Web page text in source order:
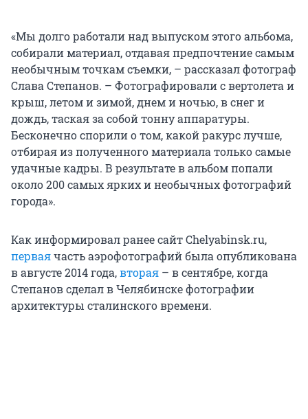
«Мы долго работали над выпуском этого альбома,
собирали материал, отдавая предпочтение самым
необычным точкам съемки, – рассказал фотограф
Слава Степанов. – Фотографировали с вертолета и
крыш, летом и зимой, днем и ночью, в снег и
дождь, таская за собой тонну аппаратуры.
Бесконечно спорили о том, какой ракурс лучше,
отбирая из полученного материала только самые
удачные кадры. В результате в альбом попали
около 200 самых ярких и необычных фотографий
города».
Как информировал ранее сайт Chelyabinsk.ru,
перваячасть аэрофотографий была опубликована
в августе 2014 года,вторая – в сентябре, когда
Степанов сделал в Челябинске фотографии
архитектуры сталинского времени.